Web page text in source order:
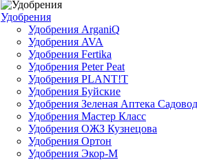
Удобрения
Удобрения ArganiQ
Удобрения AVA
Удобрения Fertika
Удобрения Peter Peat
Удобрения PLANT!T
Удобрения Буйские
Удобрения Зеленая Аптека
Удобрения Мастер Класс
Удобрения ОЖЗ Кузнецова
Удобрения Ортон
Удобрения Экор-М